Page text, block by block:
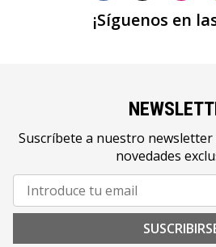
¡Síguenos en
Suscríbete a nuestro
novedades